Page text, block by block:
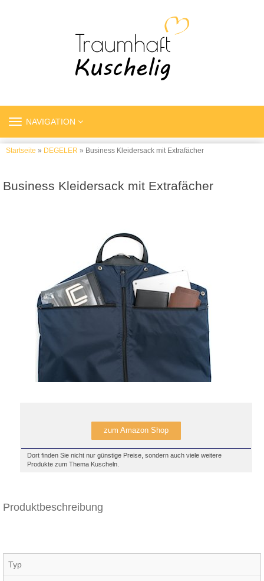
TOGGLE
NAVIGATION
Startseite » DEGELER » Business Kleidersack mit Extrafächer
Business Kleidersack mit Extrafächer
zum Amazon Shop
Dort finden Sie nicht nur günstige Preise, sondern auch viele weitere
Produkte zum Thema Kuscheln.
Produktbeschreibung
Typ